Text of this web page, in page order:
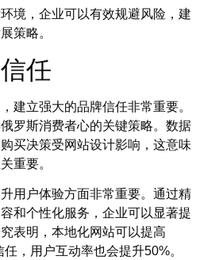
境，企业可以有效规避风险，建
策略。
任
建立强大的品牌信任非常重要。
罗斯消费者心的关键策略。数据
买决策受网站设计影响，这意味
重要。
用户体验方面非常重要。通过精
和个性化服务，企业可以显著提
表明，本地化网站可以提高
，用户互动率也会提升50%。